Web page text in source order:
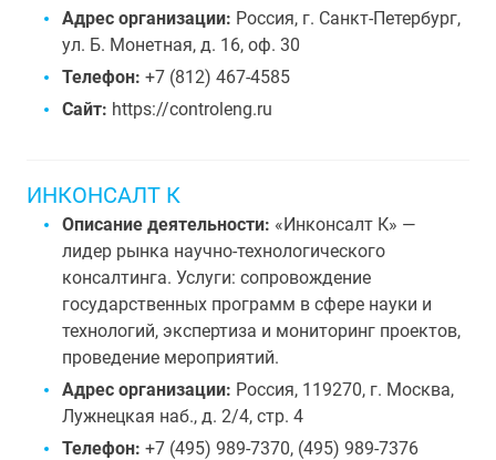
Адрес организации: Россия, г. Санкт-Петербург,
ул. Б. Монетная, д. 16, оф. 30
Телефон: +7 (812) 467-4585
Сайт: https://controleng.ru
ИНКОНСАЛТ К
Описание деятельности: «Инконсалт К» —
лидер рынка научно-технологического
консалтинга. Услуги: сопровождение
государственных программ в сфере науки и
технологий, экспертиза и мониторинг проектов,
проведение мероприятий.
Адрес организации: Россия, 119270, г. Москва,
Лужнецкая наб., д. 2/4, стр. 4
Телефон: +7 (495) 989-7370, (495) 989-7376